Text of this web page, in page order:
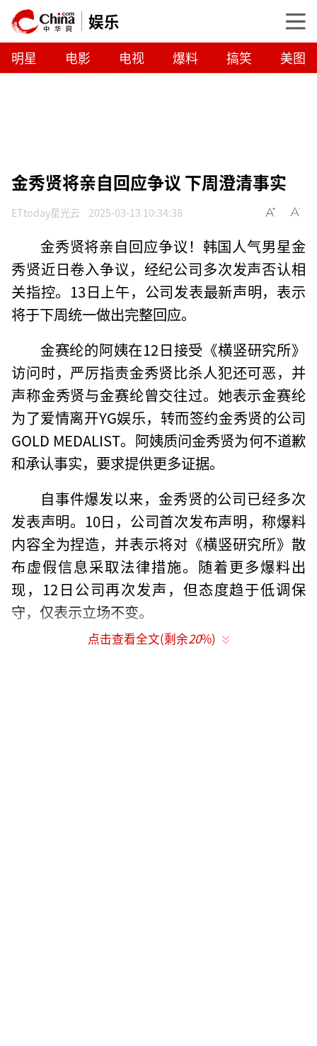
娱乐
明星 电影 电视 爆料 搞笑 美图
金秀贤将亲自回应争议 下周澄清事实
ETtoday星光云 2025-03-13 10:34:38
金秀贤将亲自回应争议！韩国人气男星金
秀贤近日卷入争议，经纪公司多次发声否认相
关指控。13日上午，公司发表最新声明，表示
将于下周统一做出完整回应。
金赛纶的阿姨在12日接受《横竖研究所》
访问时，严厉指责金秀贤比杀人犯还可恶，并
声称金秀贤与金赛纶曾交往过。她表示金赛纶
为了爱情离开YG娱乐，转而签约金秀贤的公司
GOLD MEDALIST。阿姨质问金秀贤为何不道歉
和承认事实，要求提供更多证据。
自事件爆发以来，金秀贤的公司已经多次
发表声明。10日，公司首次发布声明，称爆料
内容全为捏造，并表示将对《横竖研究所》散
布虚假信息采取法律措施。随着更多爆料出
现，12日公司再次发声，但态度趋于低调保
守，仅表示立场不变。
Gold Medalist股份有限公司在声明中表
点击查看全文(剩余20%)